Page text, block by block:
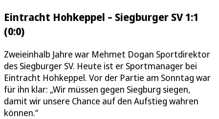
Eintracht Hohkeppel – Siegburger SV 1:1
(0:0)
Zweieinhalb Jahre war Mehmet Dogan Sportdirektor
des Siegburger SV. Heute ist er Sportmanager bei
Eintracht Hohkeppel. Vor der Partie am Sonntag war
für ihn klar: „Wir müssen gegen Siegburg siegen,
damit wir unsere Chance auf den Aufstieg wahren
können.“